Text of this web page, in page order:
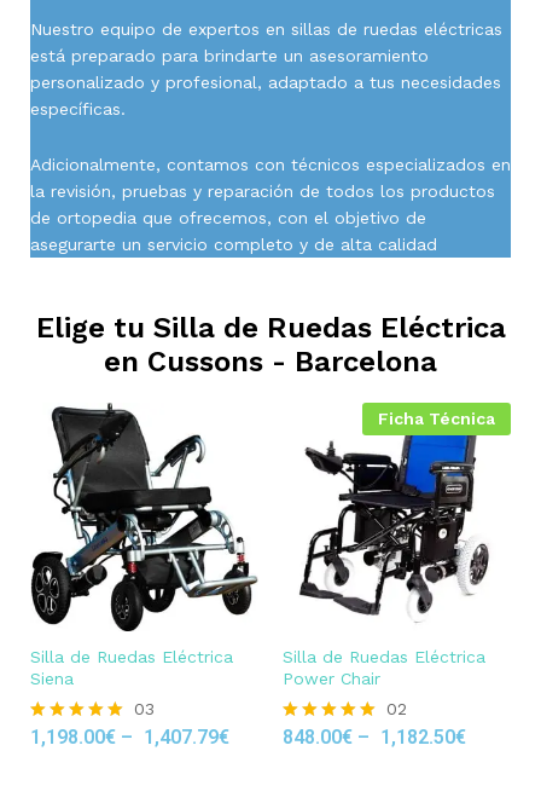
Nuestro equipo de expertos en sillas de ruedas eléctricas
está preparado para brindarte un asesoramiento
personalizado y profesional, adaptado a tus necesidades
específicas.
Adicionalmente, contamos con técnicos especializados en
la revisión, pruebas y reparación de todos los productos
de ortopedia que ofrecemos, con el objetivo de
asegurarte un servicio completo y de alta calidad
Elige tu Silla de Ruedas Eléctrica
en Cussons - Barcelona
Silla de Ruedas Eléctrica
Siena
Rated
03
1,198.00€ – 1,407.79€
Ficha Técnica
Silla de Ruedas Eléctrica
Power Chair
Rated
02
848.00€ – 1,182.50€